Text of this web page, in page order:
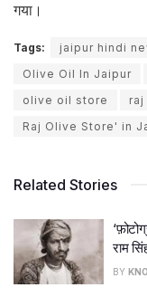
गया।
Tags: jaipur hindi
Olive Oil In Jaipur
olive oil store
Raj Olive Store' in
Related Stories
राम
BY